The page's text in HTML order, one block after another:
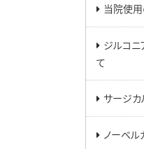
当院使用
ジルコニ
て
サージカ
ノーベル